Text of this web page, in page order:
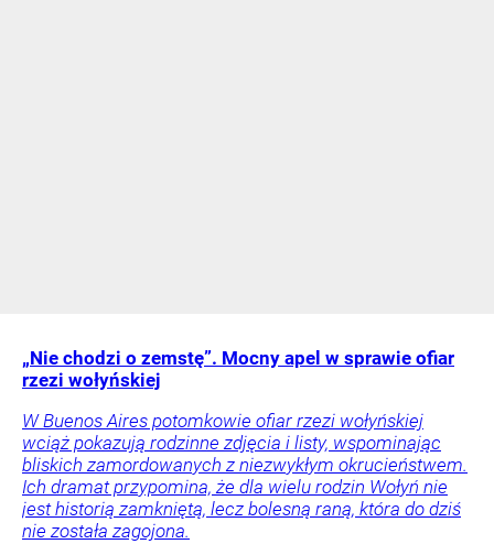
„Nie chodzi o zemstę”. Mocny apel w sprawie ofiar
rzezi wołyńskiej
W Buenos Aires potomkowie ofiar rzezi wołyńskiej
wciąż pokazują rodzinne zdjęcia i listy, wspominając
bliskich zamordowanych z niezwykłym okrucieństwem.
Ich dramat przypomina, że dla wielu rodzin Wołyń nie
jest historią zamkniętą, lecz bolesną raną, która do dziś
nie została zagojona.